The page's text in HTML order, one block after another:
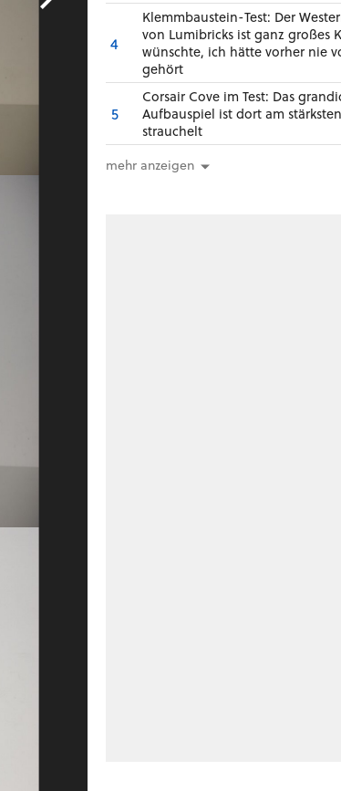
4
Klemmbaustein-Test: Der
von Lumibricks ist ganz großes
wünschte, ich hätte vorher nie
gehört
5
Corsair Cove im Test: Das
Aufbauspiel ist dort am
strauchelt
mehr anzeigen